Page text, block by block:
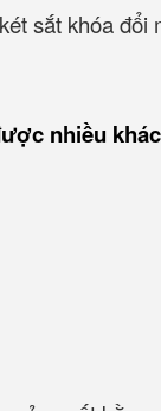
sắt khóa
nhiều